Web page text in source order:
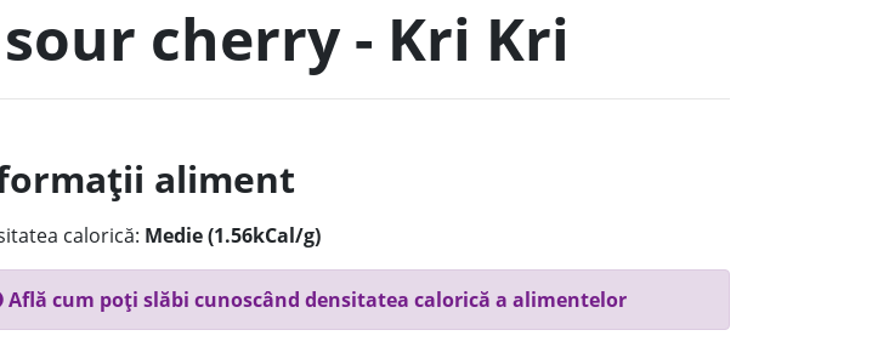
cherry - Kri Kri
aliment
calorică: Medie (1.56kCal/g)
Află cum poți slăbi cunoscând densitatea calorică a alimentelor